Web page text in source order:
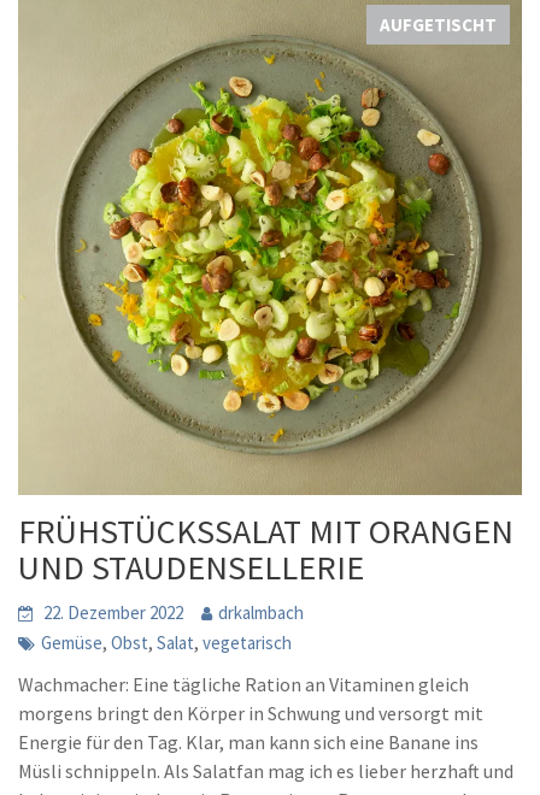
AUFGETISCHT
FRÜHSTÜCKSSALAT MIT ORANGEN
UND STAUDENSELLERIE
22. Dezember 2022
drkalmbach
Gemüse,Obst,Salat,vegetarisch
Wachmacher: Eine tägliche Ration an Vitaminen gleich
morgens bringt den Körper in Schwung und versorgt mit
Energie für den Tag. Klar, man kann sich eine Banane ins
Müsli schnippeln. Als Salatfan mag ich es lieber herzhaft und